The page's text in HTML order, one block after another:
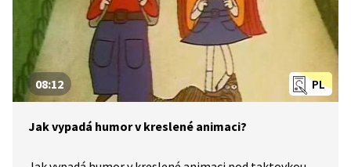
PL
08:12
Jak vypadá humor v kreslené animaci?